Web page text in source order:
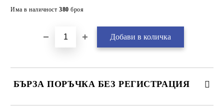
Има в наличност 380 броя
БЪРЗА ПОРЪЧКА БЕЗ РЕГИСТРАЦИЯ